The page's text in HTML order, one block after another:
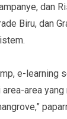
dan
Biru, dan
e-
area